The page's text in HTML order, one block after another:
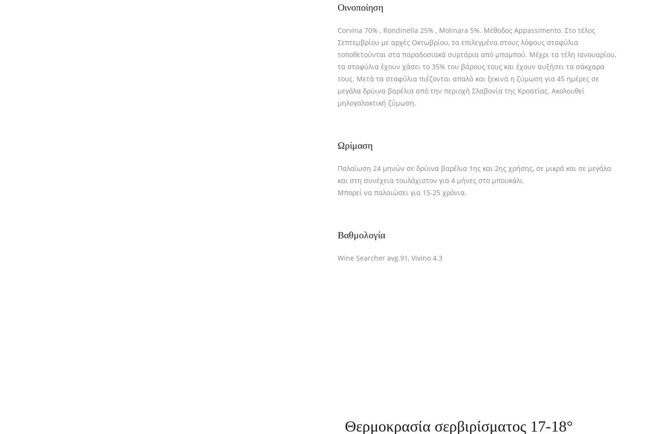
Οινοποίηση
Corvina 70% , Rondinella 25% , Molinara 5%. Μέθοδος Appassimento. Στο τέλος
Σεπτεμβρίου με αρχές Οκτωβρίου, τα επιλεγμένα στους λόφους σταφύλια
τοποθετούνται στα παραδοσιακά συρτάρια από μπαμπού. Μέχρι τα τέλη Ιανουαρίου,
τα σταφύλια έχουν χάσει το 35% του βάρους τους και έχουν αυξήσει τα σάκχαρα
τους. Μετά τα σταφύλια πιέζονται απαλά και ξεκινά η ζύμωση για 45 ημέρες σε
μεγάλα δρύινα βαρέλια από την περιοχή Σλαβoνία της Κροατίας. Ακολουθεί
μηλογαλακτική ζύμωση.
Ωρίμαση
Παλαίωση 24 μηνών σε δρύινα βαρέλια 1ης και 2ης χρήσης, σε μικρά και σε μεγάλα
και στη συνέχεια τουλάχιστον για 4 μήνες στο μπουκάλι.
Mπορεί να παλαιώσει για 15-25 χρόνια.
Βαθμολογία
Wine Searcher avg.91, Vivino 4.3
Θερμοκρασία σερβιρίσματος 17-18°